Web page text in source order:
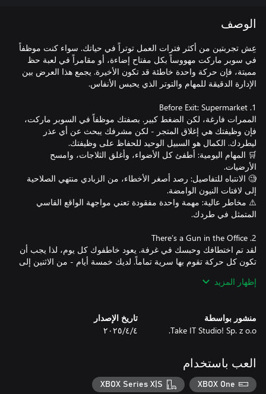
الوصف
عِش تجربتين من أكثر فترات العمل توتراً في حياتك. سواء كنت موظفاً
في سوبر ماركت مهووساً بكل مفتاح إضاءة، أو مقامراً في لعبة حظ
مميتة، فإن حركة واحدة خاطئة قد تكون الأخيرة. يجمع هذا العرض بين
الممرات فارغة، لكن الضغط كبير. بصفتك موظفاً في السوبر ماركت،
فإن وظيفتك هي إغلاق المتجر - لكن مشرفك يبحث عن أي عذر
🛒 المهام اليومية: أطفئ كل الأضواء، وأغلق الثلاجات، وامسح
🧐 الانتباه للتفاصيل: رصد أصغر الأخطاء، من الزبادي منتهي الصلاحية
⚠️ مخاطر عالية: مهمة واحدة مفقودة تعني مواجهة الواقع القاسي
لقد تم اختطافك وحبسك في غرفة. يعود خاطفوك كل يوم، لذا يجب أن
تكون كل حركة تقوم بها سرية تماماً. لديك خمسة أيام - من الاثنين إلى
⏳ مهلة الخمسة أيام: خطط لتحركاتك بعناية أثناء غياب خاطفيك لتجد
الاستراتيجية والتسلل هما سلاحاك الوحيدان.
إظهار المزيد
منشور بواسطة
Take IT Studio! Sp. z o.o.
تاريخ الإصدار
٤‏/٤‏/٢٠٢٥
العب باستخدام
XBOX One
XBOX Series X|S